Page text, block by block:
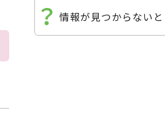
情報が見つからない